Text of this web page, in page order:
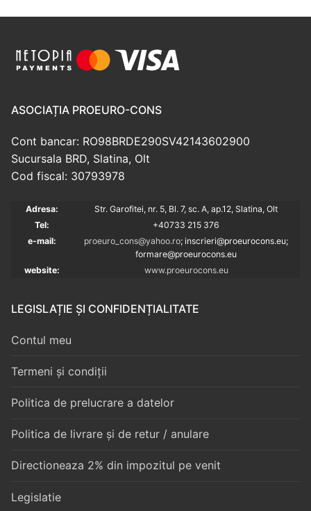
ASOCIAȚIA PROEURO-CONS
Cont bancar: RO98BRDE290SV42143602900
Sucursala BRD, Slatina, Olt
Cod fiscal: 30793978
Adresa:
Str. Garofitei, nr. 5, Bl. 7, sc. A, ap.12, Slatina, Olt
Tel:
+40733 215 376
e-mail:
proeuro_cons@yahoo.ro; inscrieri@proeurocons.eu;
formare@proeurocons.eu
website:
www.proeurocons.eu
LEGISLAȚIE ȘI CONFIDENȚIALITATE
Contul meu
Termeni și condiții
Politica de prelucrare a datelor
Politica de livrare și de retur / anulare
Directioneaza 2% din impozitul pe venit
Legislatie